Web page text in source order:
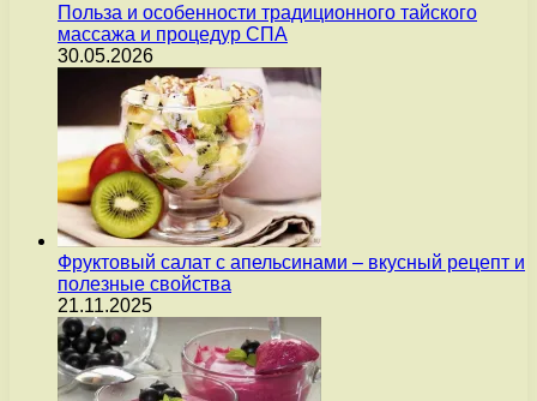
Польза и особенности традиционного тайского
массажа и процедур СПА
30.05.2026
Фруктовый салат с апельсинами – вкусный рецепт и
полезные свойства
21.11.2025